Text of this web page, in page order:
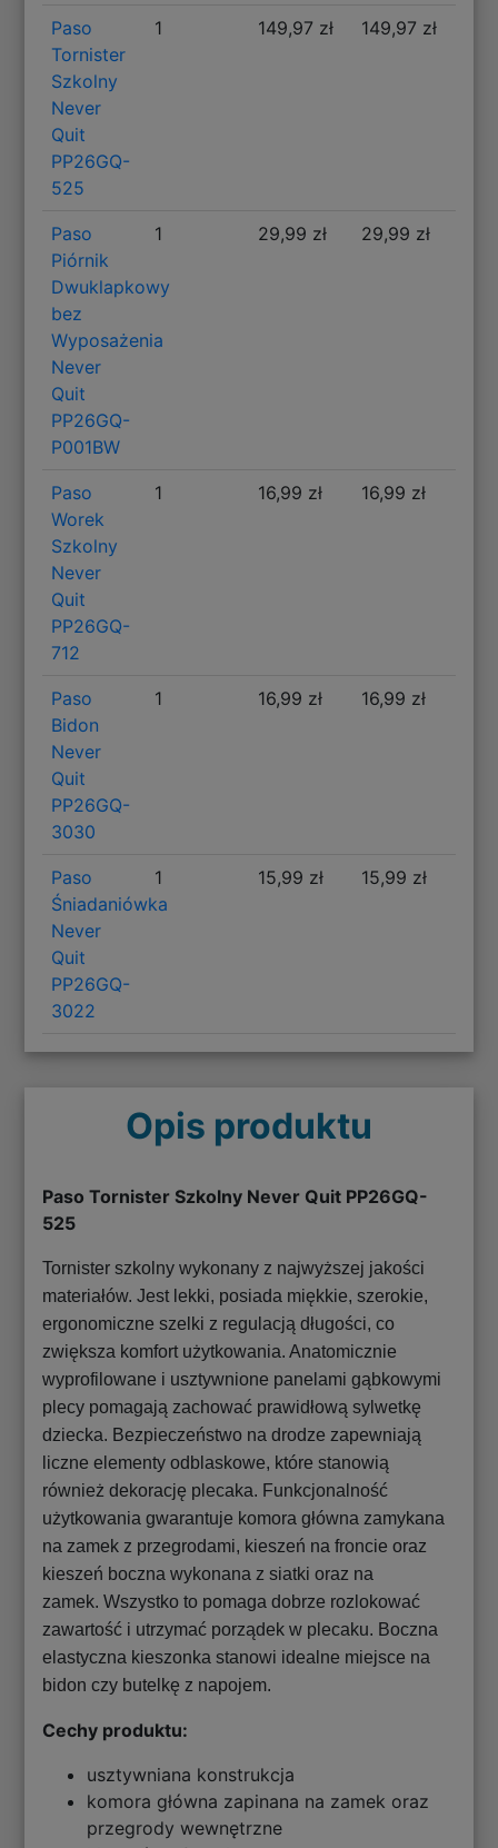
Paso
Tornister
Szkolny
Never
Quit
PP26GQ-
525
1 149,97 zł 149,97 zł
Paso
Piórnik
Dwuklapkowy
bez
Wyposażenia
Never
Quit
PP26GQ-
P001BW
1 29,99 zł 29,99 zł
Paso
Worek
Szkolny
Never
Quit
PP26GQ-
712
1 16,99 zł 16,99 zł
Paso
Bidon
Never
Quit
PP26GQ-
3030
1 16,99 zł 16,99 zł
Paso
Śniadaniówka
Never
Quit
PP26GQ-
3022
1 15,99 zł 15,99 zł
Opis produktu
Paso Tornister Szkolny Never Quit PP26GQ-
525
Tornister szkolny wykonany z najwyższej jakości
materiałów. Jest lekki, posiada miękkie, szerokie,
ergonomiczne szelki z regulacją długości, co
zwiększa komfort użytkowania. Anatomicznie
wyprofilowane i usztywnione panelami gąbkowymi
plecy pomagają zachować prawidłową sylwetkę
dziecka. Bezpieczeństwo na drodze zapewniają
liczne elementy odblaskowe, które stanowią
również dekorację plecaka. Funkcjonalność
użytkowania gwarantuje komora główna zamykana
na zamek z przegrodami, kieszeń na froncie oraz
kieszeń boczna wykonana z siatki oraz na
zamek. Wszystko to pomaga dobrze rozlokować
zawartość i utrzymać porządek w plecaku. Boczna
elastyczna kieszonka stanowi idealne miejsce na
bidon czy butelkę z napojem.
Cechy produktu:
usztywniana konstrukcja
komora główna zapinana na zamek oraz
przegrody wewnętrzne